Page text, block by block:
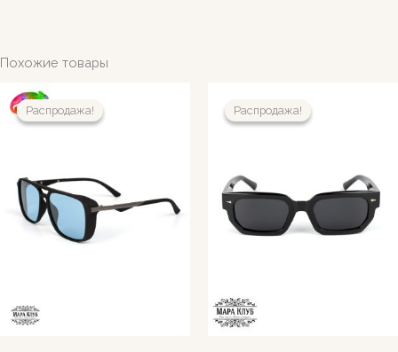
Похожие товары
Распродажа!
Распродажа! Распродажа!
Распродажа!